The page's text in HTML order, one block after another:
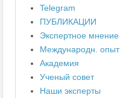
Telegram
ПУБЛИКАЦИИ
Экспертное мнение
Международн. опыт
Академия
Ученый совет
Наши эксперты